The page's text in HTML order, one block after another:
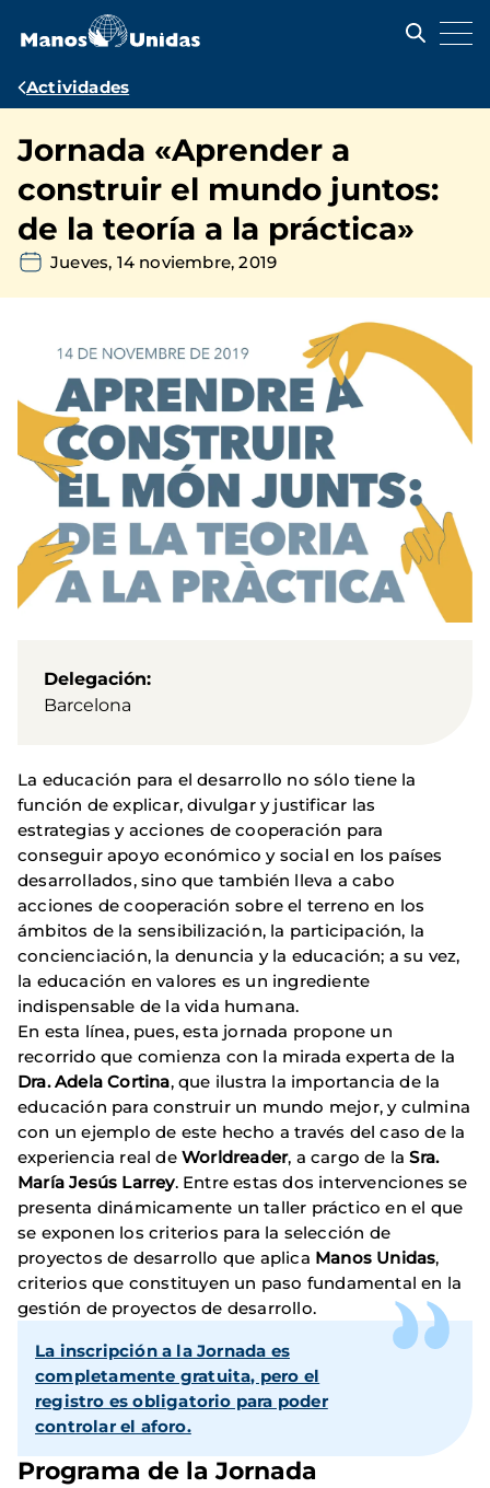
contenido
Ruta
navegación
Actividades
Jornada «Aprender a
construir el mundo juntos:
de la teoría a la práctica»
Jueves, 14 noviembre, 2019
Delegación
Barcelona
La educación para el desarrollo no sólo tiene la
función de explicar, divulgar y justificar las
estrategias y acciones de cooperación para
conseguir apoyo económico y social en los países
desarrollados, sino que también lleva a cabo
acciones de cooperación sobre el terreno en los
ámbitos de la sensibilización, la participación, la
concienciación, la denuncia y la educación; a su vez,
la educación en valores es un ingrediente
indispensable de la vida humana.
En esta línea, pues, esta jornada propone un
recorrido que comienza con la mirada experta de la
Dra. Adela Cortina, que ilustra la importancia de la
educación para construir un mundo mejor, y culmina
con un ejemplo de este hecho a través del caso de la
experiencia real de Worldreader, a cargo de laSra.
María Jesús Larrey. Entre estas dos intervenciones se
presenta dinámicamente un taller práctico en el que
se exponen los criterios para la selección de
proyectos de desarrollo que aplica Manos Unidas,
criterios que constituyen un paso fundamental en la
gestión de proyectos de desarrollo.
La inscripción a la Jornada es
completamente gratuita, pero el
registro es obligatorio para poder
controlar el aforo.
Programa de la Jornada